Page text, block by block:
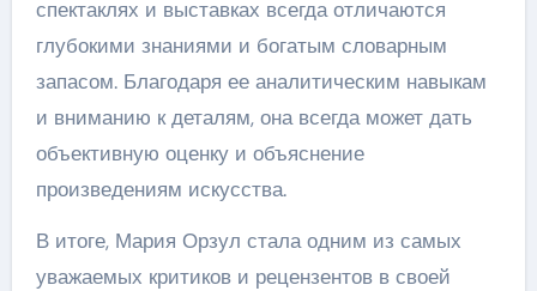
спектаклях и выставках всегда отличаются
глубокими знаниями и богатым словарным
запасом. Благодаря ее аналитическим навыкам
и вниманию к деталям, она всегда может дать
объективную оценку и объяснение
произведениям искусства.
В итоге, Мария Орзул стала одним из самых
уважаемых критиков и рецензентов в своей